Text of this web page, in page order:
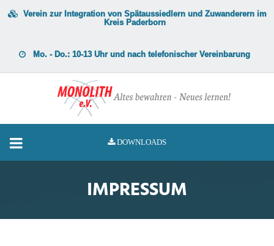
Verein zur Integration von Spätaussiedlern und Zuwanderern im
Kreis Paderborn
Mo. - Do.: 10-13 Uhr und nach telefonischer Vereinbarung
DOWNLOADS
IMPRESSUM